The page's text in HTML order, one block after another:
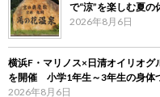
で“涼”を楽しむ夏
2026年8月6日
横浜F・マリノス×日清オイリオグ
を開催 小学1年生～3年生の身体
2026年8月6日